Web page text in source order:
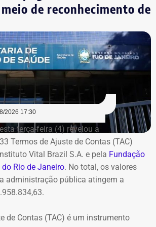
do blog do Octavio Guedes, do G1.
SUS sem apresentar os
necessários
Tomada de Contas Especial sobre
Único de Saúde (SUS) usados em
Flávio comandava a Saúde de
Público, o TCU concluiu que parte
com verbas federais não foi
As contas foram julgadas
e a decisão foi mantida em março
tribunal rejeitou o recurso apresentado
somam R$ 13.112,09, sem
de reconhecimento de
2026 17:30
terça-feira (4) revelou a
Termos de Ajuste de Contas (TAC)
Vital Brazil S.A. e pela Fundação
Rio de Janeiro. No total, os valores
administração pública atingem a
de Contas (TAC) é um instrumento